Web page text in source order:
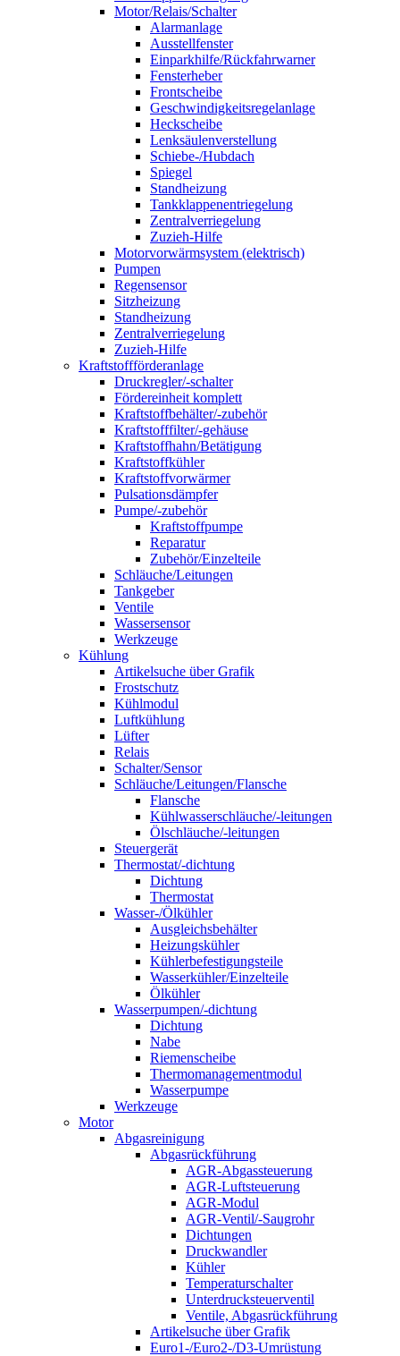
Motor/Relais/Schalter
Alarmanlage
Ausstellfenster
Einparkhilfe/Rückfahrwarner
Fensterheber
Frontscheibe
Geschwindigkeitsregelanlage
Heckscheibe
Lenksäulenverstellung
Schiebe-/Hubdach
Spiegel
Standheizung
Tankklappenentriegelung
Zentralverriegelung
Zuzieh-Hilfe
Motorvorwärmsystem (elektrisch)
Pumpen
Regensensor
Sitzheizung
Standheizung
Zentralverriegelung
Zuzieh-Hilfe
Kraftstoffförderanlage
Druckregler/-schalter
Fördereinheit komplett
Kraftstoffbehälter/-zubehör
Kraftstofffilter/-gehäuse
Kraftstoffhahn/Betätigung
Kraftstoffkühler
Kraftstoffvorwärmer
Pulsationsdämpfer
Pumpe/-zubehör
Kraftstoffpumpe
Reparatur
Zubehör/Einzelteile
Schläuche/Leitungen
Tankgeber
Ventile
Wassersensor
Werkzeuge
Kühlung
Artikelsuche über Grafik
Frostschutz
Kühlmodul
Luftkühlung
Lüfter
Relais
Schalter/Sensor
Schläuche/Leitungen/Flansche
Flansche
Kühlwasserschläuche/-leitungen
Ölschläuche/-leitungen
Steuergerät
Thermostat/-dichtung
Dichtung
Thermostat
Wasser-/Ölkühler
Ausgleichsbehälter
Heizungskühler
Kühlerbefestigungsteile
Wasserkühler/Einzelteile
Ölkühler
Wasserpumpen/-dichtung
Dichtung
Nabe
Riemenscheibe
Thermomanagementmodul
Wasserpumpe
Werkzeuge
Motor
Abgasreinigung
Abgasrückführung
AGR-Abgassteuerung
AGR-Luftsteuerung
AGR-Modul
AGR-Ventil/-Saugrohr
Dichtungen
Druckwandler
Kühler
Temperaturschalter
Unterdrucksteuerventil
Ventile, Abgasrückführung
Artikelsuche über Grafik
Euro1-/Euro2-/D3-Umrüstung